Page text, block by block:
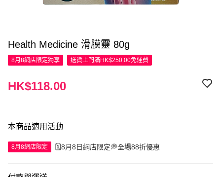
Health Medicine 滑膜靈 80g
8月8網店限定獨享 送貨上門滿HK$250.00免運費
HK$118.00
本商品適用活動
8月8網店限定 🗓️8月8日網店限定💭全場88折優惠